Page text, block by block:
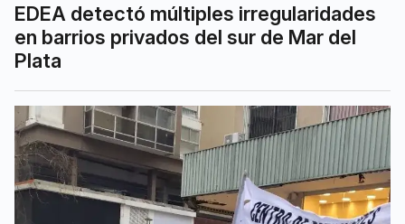
EDEA detectó múltiples irregularidades
en barrios privados del sur de Mar del
Plata